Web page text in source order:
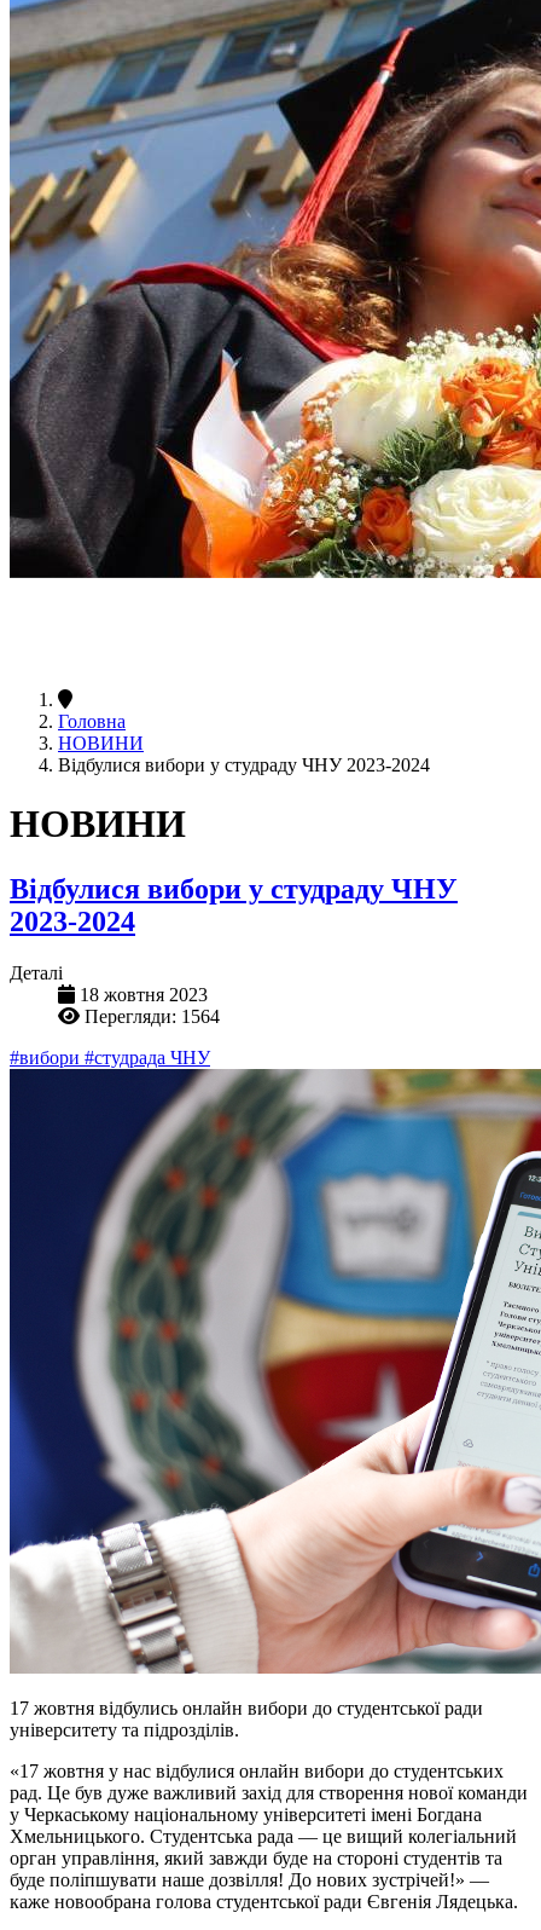
Головна
НОВИНИ
Відбулися вибори у студраду ЧНУ 2023-2024
НОВИНИ
Відбулися вибори у студраду ЧНУ
2023-2024
Деталі
18 жовтня 2023
Перегляди: 1564
#вибори #студрада ЧНУ
17 жовтня відбулись онлайн вибори до студентської ради
університету та підрозділів.
«17 жовтня у нас відбулися онлайн вибори до студентських
рад. Це був дуже важливий захід для створення нової команди
у Черкаському національному університеті імені Богдана
Хмельницького. Студентська рада — це вищий колегіальний
орган управління, який завжди буде на стороні студентів та
буде поліпшувати наше дозвілля! До нових зустрічей!» —
каже новообрана голова студентської ради Євгенія Лядецька.